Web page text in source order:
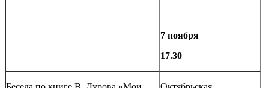
7 ноября
17.30